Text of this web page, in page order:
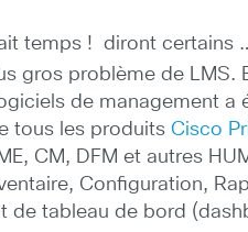
temps ! diront certains
gros problème de LMS.
de management a
tous les produitsCisco
CM, DFM et autres
Configuration,
de tableau de bord